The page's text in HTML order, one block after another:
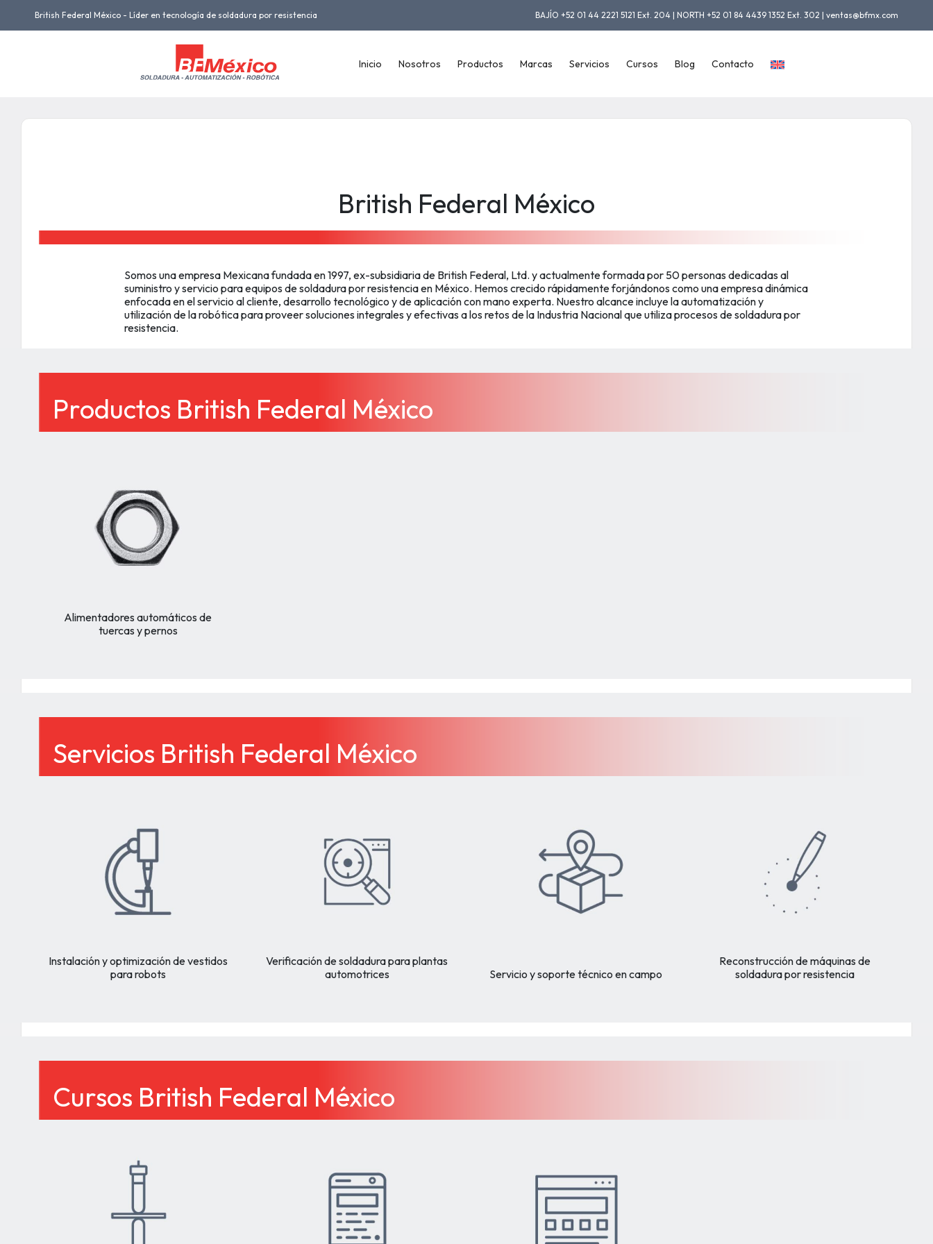
British Federal México - Líder en tecnología de soldadura por resistencia BAJÍO +52 01 44 2221 5121 Ext. 204 | NORTH +52 01 84 4439 1352 Ext. 302 | ventas@bfmx.com
Inicio Nosotros Productos Marcas Servicios Cursos Blog Contacto
British Federal México
Somos una empresa Mexicana fundada en 1997, ex-subsidiaria de British Federal, Ltd. y actualmente formada por 50 personas dedicadas al
suministro y servicio para equipos de soldadura por resistencia en México. Hemos crecido rápidamente forjándonos como una empresa dinámica
enfocada en el servicio al cliente, desarrollo tecnológico y de aplicación con mano experta. Nuestro alcance incluye la automatización y
utilización de la robótica para proveer soluciones integrales y efectivas a los retos de la Industria Nacional que utiliza procesos de soldadura por
resistencia.
Productos British Federal México
Alimentadores automáticos de
tuercas y pernos
Servicios British Federal México
Instalación y optimización de vestidos
para robots
Verificación de soldadura para plantas
automotrices
Servicio y soporte técnico en campo
Reconstrucción de máquinas de
soldadura por resistencia
Cursos British Federal México